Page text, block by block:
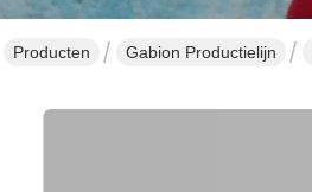
Producten Gabion Productielijn